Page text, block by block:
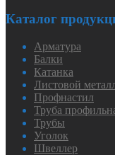
Каталог
Арматура
Балки
Катанка
Листовой
Профнастил
Труба
Трубы
Уголок
Швеллер